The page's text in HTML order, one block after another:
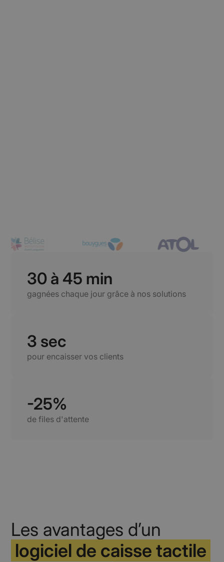
30 à 45 min
gagnées chaque jour grâce à nos solutions
3 sec
pour encaisser vos clients
-25%
de files d'attente
Les avantages d’un
logiciel de caisse tactile